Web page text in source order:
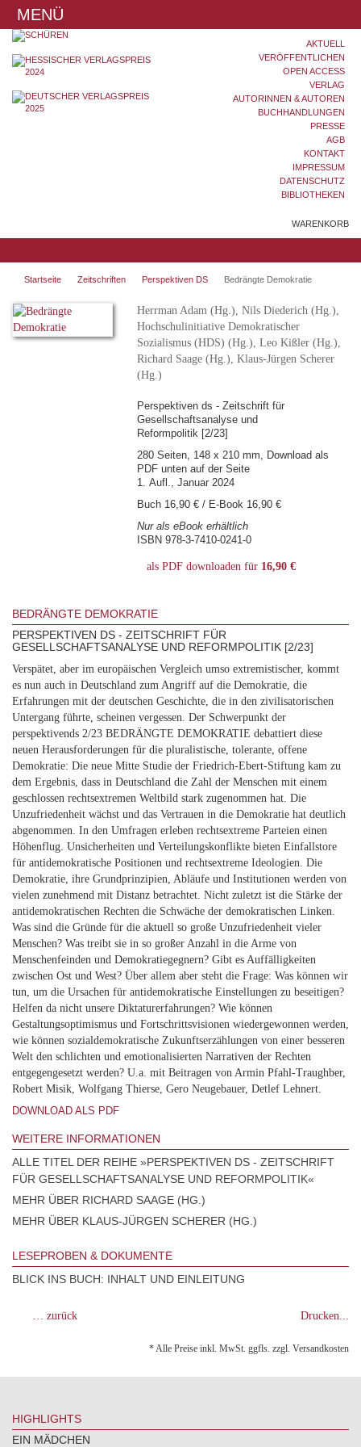
MENÜ
AKTUELL
VERÖFFENTLICHEN
OPEN ACCESS
VERLAG
AUTORINNEN & AUTOREN
BUCHHANDLUNGEN
PRESSE
AGB
KONTAKT
IMPRESSUM
DATENSCHUTZ
BIBLIOTHEKEN
WARENKORB
Startseite Zeitschriften Perspektiven DS Bedrängte Demokratie
Herrman Adam (Hg.), Nils Diederich (Hg.),
Hochschulinitiative Demokratischer
Sozialismus (HDS) (Hg.), Leo Kißler (Hg.),
Richard Saage (Hg.), Klaus-Jürgen Scherer
(Hg.)
Perspektiven ds - Zeitschrift für
Gesellschaftsanalyse und
Reformpolitik [2/23]
280 Seiten, 148 x 210 mm, Download als
PDF unten auf der Seite
1. Aufl., Januar 2024
Buch 16,90 € / E-Book 16,90 €
Nur als eBook erhältlich
ISBN 978-3-7410-0241-0
als PDF downloaden für 16,90 €
BEDRÄNGTE DEMOKRATIE
PERSPEKTIVEN DS - ZEITSCHRIFT FÜR
GESELLSCHAFTSANALYSE UND REFORMPOLITIK [2/23]
Verspätet, aber im europäischen Vergleich umso extremistischer, kommt
es nun auch in Deutschland zum Angriff auf die Demokratie, die
Erfahrungen mit der deutschen Geschichte, die in den zivilisatorischen
Untergang führte, scheinen vergessen. Der Schwerpunkt der
perspektivends 2/23 BEDRÄNGTE DEMOKRATIE debattiert diese
neuen Herausforderungen für die pluralistische, tolerante, offene
Demokratie: Die neue Mitte Studie der Friedrich-Ebert-Stiftung kam zu
dem Ergebnis, dass in Deutschland die Zahl der Menschen mit einem
geschlossen rechtsextremen Weltbild stark zugenommen hat. Die
Unzufriedenheit wächst und das Vertrauen in die Demokratie hat deutlich
abgenommen. In den Umfragen erleben rechtsextreme Parteien einen
Höhenflug. Unsicherheiten und Verteilungskonflikte bieten Einfallstore
für antidemokratische Positionen und rechtsextreme Ideologien. Die
Demokratie, ihre Grundprinzipien, Abläufe und Institutionen werden von
vielen zunehmend mit Distanz betrachtet. Nicht zuletzt ist die Stärke der
antidemokratischen Rechten die Schwäche der demokratischen Linken.
Was sind die Gründe für die aktuell so große Unzufriedenheit vieler
Menschen? Was treibt sie in so großer Anzahl in die Arme von
Menschenfeinden und Demokratiegegnern? Gibt es Auffälligkeiten
zwischen Ost und West? Über allem aber steht die Frage: Was können wir
tun, um die Ursachen für antidemokratische Einstellungen zu beseitigen?
Helfen da nicht unsere Diktaturerfahrungen? Wie können
Gestaltungsoptimismus und Fortschrittsvisionen wiedergewonnen werden,
wie können sozialdemokratische Zukunftserzählungen von einer besseren
Welt den schlichten und emotionalisierten Narrativen der Rechten
entgegengesetzt werden? U.a. mit Beitragen von Armin Pfahl-Traughber,
Robert Misik, Wolfgang Thierse, Gero Neugebauer, Detlef Lehnert.
DOWNLOAD ALS PDF
WEITERE INFORMATIONEN
ALLE TITEL DER REIHE »PERSPEKTIVEN DS - ZEITSCHRIFT
FÜR GESELLSCHAFTSANALYSE UND REFORMPOLITIK«
MEHR ÜBER RICHARD SAAGE (HG.)
MEHR ÜBER KLAUS-JÜRGEN SCHERER (HG.)
LESEPROBEN & DOKUMENTE
BLICK INS BUCH: INHALT UND EINLEITUNG
… zurück Drucken...
* Alle Preise inkl. MwSt. ggfls. zzgl. Versandkosten
HIGHLIGHTS
EIN MÄDCHEN